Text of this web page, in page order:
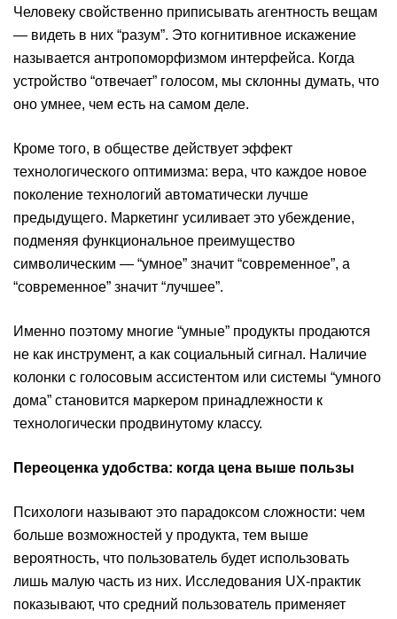
Человеку свойственно приписывать агентность вещам
— видеть в них “разум”. Это когнитивное искажение
называется антропоморфизмом интерфейса. Когда
устройство “отвечает” голосом, мы склонны думать, что
оно умнее, чем есть на самом деле.
Кроме того, в обществе действует эффект
технологического оптимизма: вера, что каждое новое
поколение технологий автоматически лучше
предыдущего. Маркетинг усиливает это убеждение,
подменяя функциональное преимущество
символическим — “умное” значит “современное”, а
“современное” значит “лучшее”.
Именно поэтому многие “умные” продукты продаются
не как инструмент, а как социальный сигнал. Наличие
колонки с голосовым ассистентом или системы “умного
дома” становится маркером принадлежности к
технологически продвинутому классу.
Переоценка удобства: когда цена выше пользы
Психологи называют это парадоксом сложности: чем
больше возможностей у продукта, тем выше
вероятность, что пользователь будет использовать
лишь малую часть из них. Исследования UX-практик
показывают, что средний пользователь применяет